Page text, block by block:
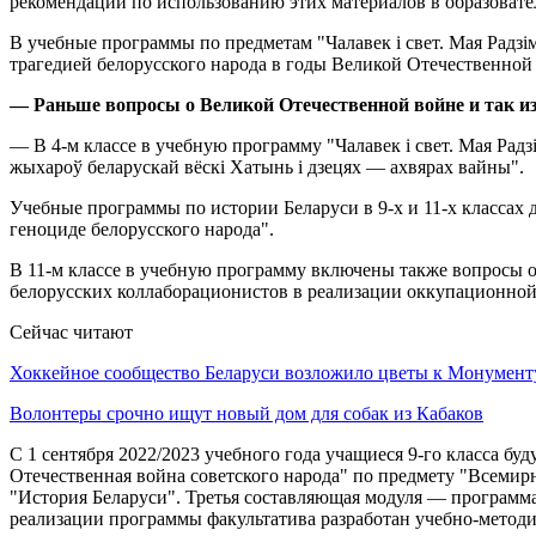
В учебные программы по предметам "Чалавек і свет. Мая
трагедией белорусского народа в годы Великой
— Раньше вопросы о Великой Отечественной войне и так
— В 4-м классе в учебную программу "Чалавек і свет. Мая
жыхароў беларускай вёскі Хатынь і дзецях — ахвярах вайны".
Учебные программы по истории Беларуси в 9-х и 11-х классах
геноциде белорусского народа".
В 11-м классе в учебную программу включены также вопросы
белорусских коллаборационистов в реализации
Сейчас читают
Хоккейное сообщество Беларуси возложило цветы к
Волонтеры срочно ищут новый дом для собак из Кабаков
С 1 сентября 2022/2023 учебного года учащиеся 9-го класса
Отечественная война советского народа" по предмету
"История Беларуси". Третья составляющая модуля —
реализации программы факультатива разработан учебно-